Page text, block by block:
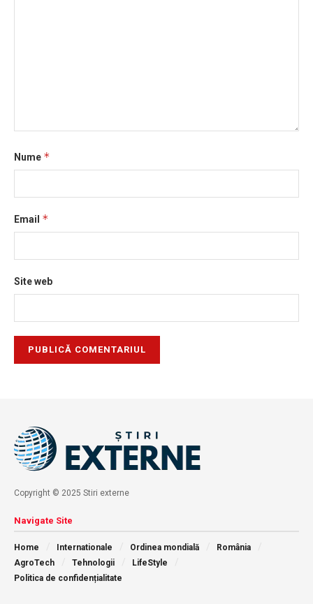
Nume *
Email *
Site web
Copyright © 2025 Stiri externe
Navigate Site
Home Internationale Ordinea mondială
România
AgroTech
Tehnologii
LifeStyle
Politica de confidențialitate